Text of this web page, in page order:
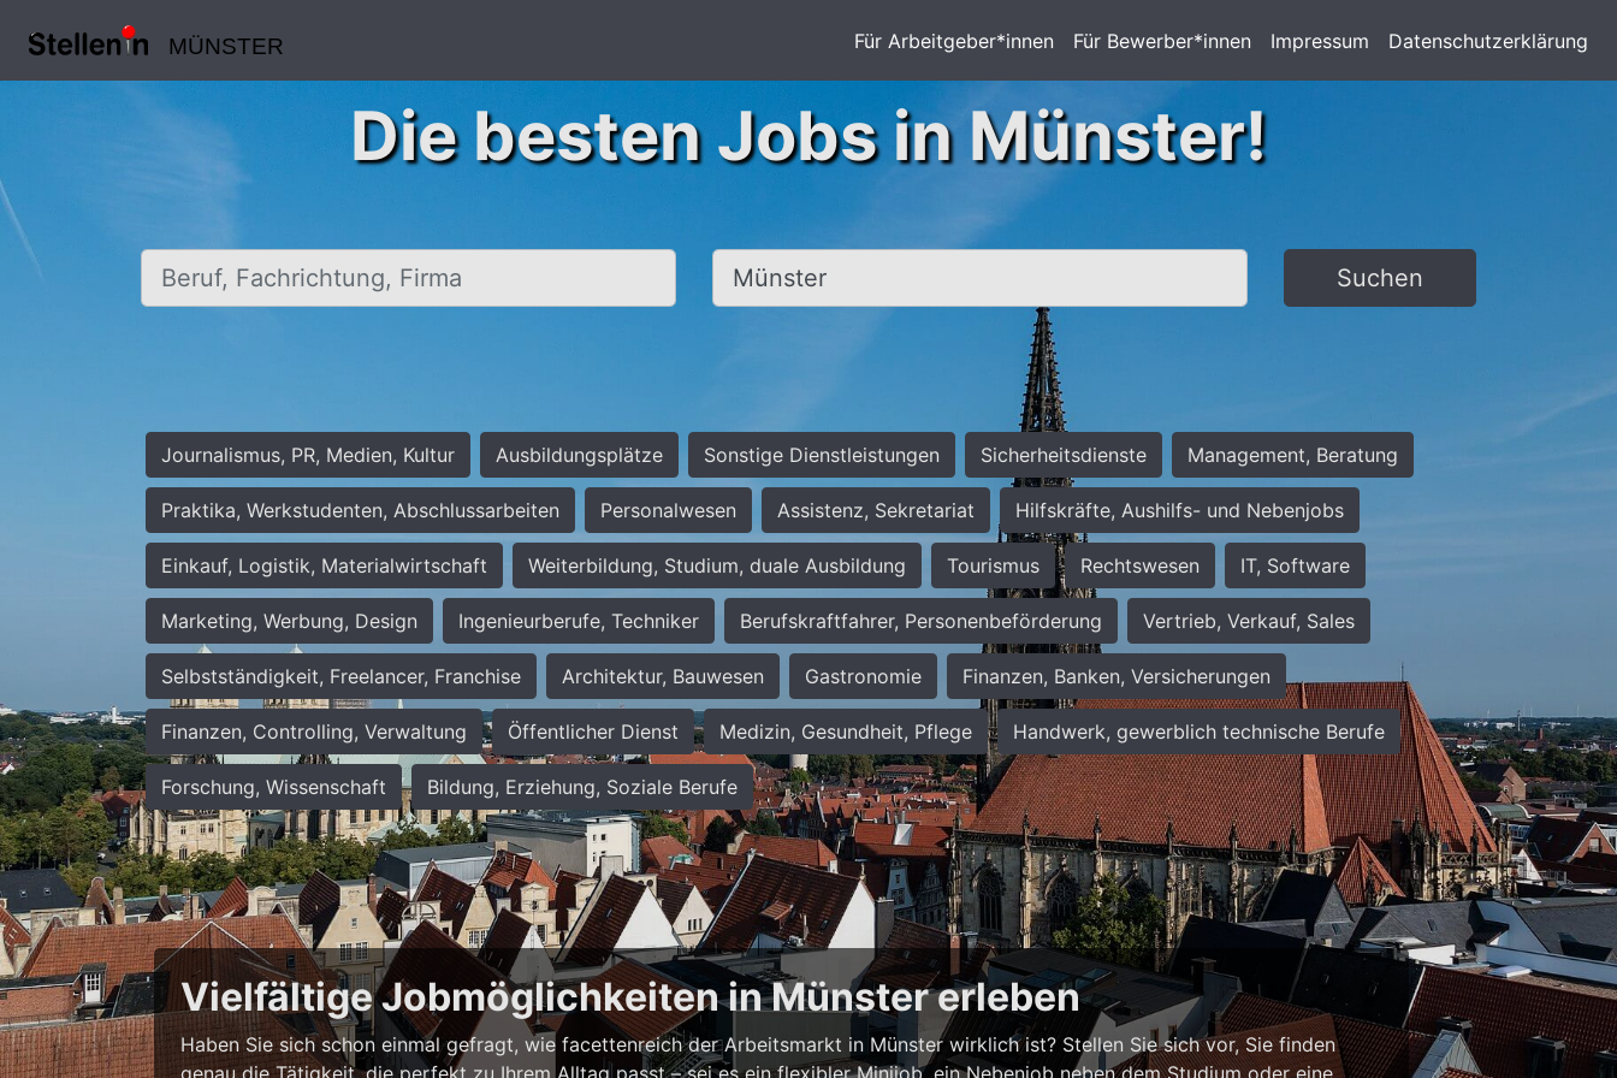
MÜNSTER Für Arbeitgeber*innen Für Bewerber*innen Impressum Datenschutzerklärung
Die besten Jobs in Münster!
Beruf, Fachrichtung, Firma Ort, Stadt Suchen
Journalismus, PR, Medien, Kultur Ausbildungsplätze Sonstige Dienstleistungen Sicherheitsdienste Management, Beratung
Praktika, Werkstudenten, Abschlussarbeiten Personalwesen Assistenz, Sekretariat Hilfskräfte, Aushilfs- und Nebenjobs
Einkauf, Logistik, Materialwirtschaft Weiterbildung, Studium, duale Ausbildung Tourismus Rechtswesen IT, Software
Marketing, Werbung, Design Ingenieurberufe, Techniker Berufskraftfahrer, Personenbeförderung Vertrieb, Verkauf, Sales
Selbstständigkeit, Freelancer, Franchise Architektur, Bauwesen Gastronomie Finanzen, Banken, Versicherungen
Finanzen, Controlling, Verwaltung Öffentlicher Dienst Medizin, Gesundheit, Pflege Handwerk, gewerblich technische Berufe
Forschung, Wissenschaft Bildung, Erziehung, Soziale Berufe
Vielfältige Jobmöglichkeiten in Münster erleben
Haben Sie sich schon einmal gefragt, wie facettenreich der Arbeitsmarkt in Münster wirklich ist? Stellen Sie sich vor, Sie finden